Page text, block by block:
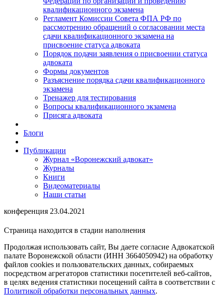
квалификационного экзамена
Регламент Комиссии Совета ФПА РФ по
рассмотрению обращений о согласовании места
сдачи квалификационного экзамена на
присвоение статуса адвоката
Порядок подачи заявления о присвоении статуса
адвоката
Формы документов
Разъяснение порядка сдачи квалификационного
экзамена
Тренажер для тестирования
Вопросы квалификационного экзамена
Присяга адвоката
Блоги
Публикации
Журнал «Воронежский адвокат»
Журналы
Книги
Видеоматериалы
Наши статьи
конференция 23.04.2021
Страница находится в стадии наполнения
Продолжая использовать сайт, Вы даете согласие Адвокатской
палате Воронежской области (ИНН 3664050942) на обработку
файлов cookies и пользовательских данных, собираемых
посредством агрегаторов статистики посетителей веб-сайтов,
в целях ведения статистики посещений сайта в соответствии с
Политикой обработки персональных данных.